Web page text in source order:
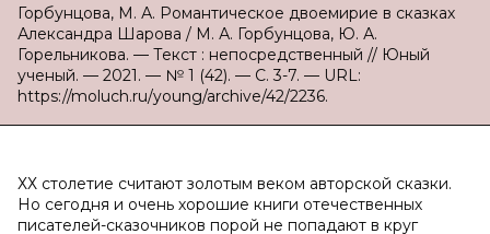
Горбунцова, М. А. Романтическое двоемирие в сказках
Александра Шарова / М. А. Горбунцова, Ю. А.
Горельникова. — Текст : непосредственный // Юный
ученый. — 2021. — № 1 (42). — С. 3-7. — URL:
https://moluch.ru/young/archive/42/2236.
ХХ столетие считают золотым веком авторской сказки.
Но сегодня и очень хорошие книги отечественных
писателей-сказочников порой не попадают в круг